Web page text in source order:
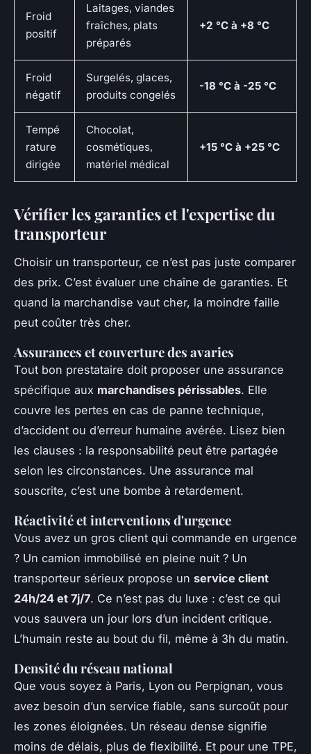
Froid
positif
Laitages, viandes
fraîches, plats
préparés
+2 °C à +8 °C
Froid
négatif
Surgelés, glaces,
produits congelés
-18 °C à -25 °C
Tempé
rature
dirigée
Chocolat,
cosmétiques,
matériel médical
+15 °C à +25 °C
Vérifier les garanties et l'expertise du
transporteur
Choisir un transporteur, ce n’est pas juste comparer
des prix. C’est évaluer une chaîne de garanties. Et
quand la marchandise vaut cher, la moindre faille
peut coûter très cher.
Assurances et couverture des avaries
Tout bon prestataire doit proposer une assurance
spécifique aux marchandises périssables. Elle
couvre les pertes en cas de panne technique,
d’accident ou d’erreur humaine avérée. Lisez bien
les clauses : la responsabilité peut être partagée
selon les circonstances. Une assurance mal
souscrite, c’est une bombe à retardement.
Réactivité et interventions d'urgence
Vous avez un gros client qui commande en urgence
? Un camion immobilisé en pleine nuit ? Un
transporteur sérieux propose un service client
24h/24 et 7j/7. Ce n’est pas du luxe : c’est ce qui
vous sauvera un jour lors d’un incident critique.
L’humain reste au bout du fil, même à 3h du matin.
Densité du réseau national
Que vous soyez à Paris, Lyon ou Perpignan, vous
avez besoin d’un service fiable, sans surcoût pour
les zones éloignées. Un réseau dense signifie
moins de délais, plus de flexibilité. Et pour une TPE,